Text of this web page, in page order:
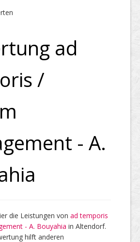
ad
/
- A.
die Leistungen von ad temporis
- A. Bouyahia in Altendorf.
hilft anderen